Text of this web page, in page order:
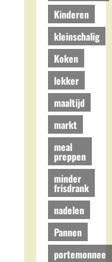
Kinderen
kleinschalig
Koken
lekker
maaltijd
markt
meal
preppen
minder
frisdrank
nadelen
Pannen
portemonnee